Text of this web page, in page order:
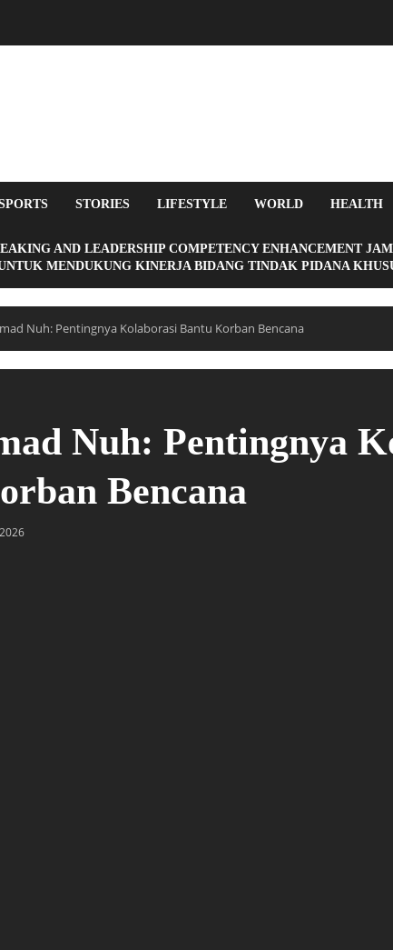
STORIES LIFESTYLE WORLD HEALTH
AND LEADERSHIP COMPETENCY ENHANCEMENT
MENDUKUNG KINERJA BIDANG TINDAK PIDANA
Nuh: Pentingnya Kolaborasi Bantu Korban Bencana
Nuh: Pentingnya
Bencana